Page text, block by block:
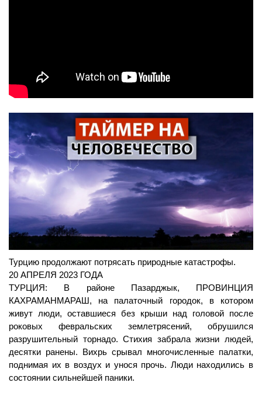
Турцию продолжают потрясать природные катастрофы.
20 АПРЕЛЯ 2023 ГОДА
ТУРЦИЯ: В районе Пазарджык, ПРОВИНЦИЯ
КАХРАМАНМАРАШ, на палаточный городок, в котором
живут люди, оставшиеся без крыши над головой после
роковых февральских землетрясений, обрушился
разрушительный торнадо. Стихия забрала жизни людей,
десятки ранены. Вихрь срывал многочисленные палатки,
поднимая их в воздух и унося прочь. Люди находились в
состоянии сильнейшей паники.